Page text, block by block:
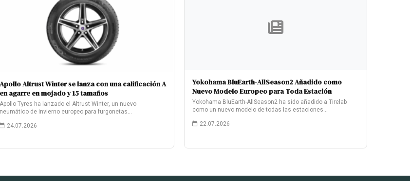
Apollo Altrust Winter se lanza con una calificación A
en agarre en mojado y 15 tamaños
Apollo Tyres ha lanzado el Altrust Winter, un nuevo
neumático de invierno europeo para furgonetas…
24.07.2026
Yokohama BluEarth-AllSeason2 Añadido como
Nuevo Modelo Europeo para Toda Estación
Yokohama BluEarth-AllSeason2 ha sido añadido a Tirelab
como un nuevo modelo de todas las estaciones…
22.07.2026